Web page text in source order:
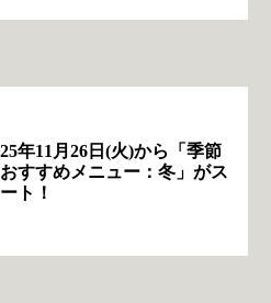
年11月26日(火)から「季節
すすめメニュー：冬」がス
ト！